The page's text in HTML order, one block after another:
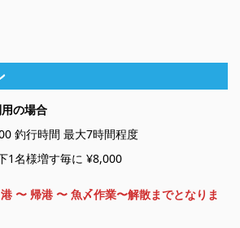
の場合
釣行時間 最大7時間程度
1名様増す毎に ¥8,000
〜 帰港 〜 魚〆作業〜解散までとなりま